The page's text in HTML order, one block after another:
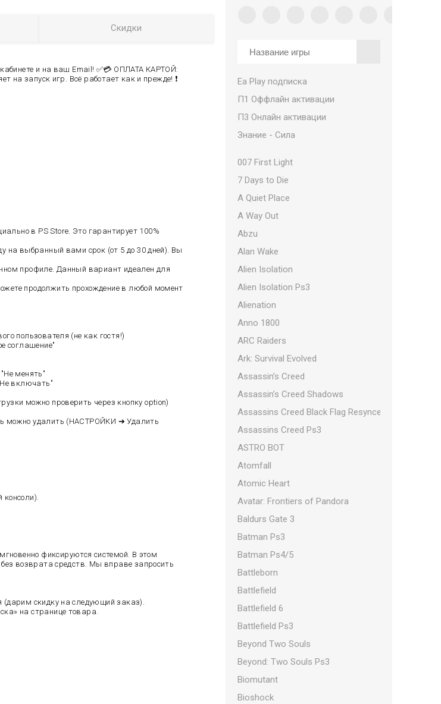
Ea Play подписка
П1 Оффлайн активации
П3 Онлайн активации
Знание - Сила
007 First Light
7 Days to Die
A Quiet Place
A Way Out
Abzu
Alan Wake
Alien Isolation
Alien Isolation Ps3
Alienation
Anno 1800
ARC Raiders
Ark: Survival Evolved
Assassin’s Creed
Assassin’s Creed Shadows
Assassins Creed Black Flag Resynced
Assassins Creed Ps3
ASTRO BOT
Atomfall
Atomic Heart
Avatar: Frontiers of Pandora
Baldurs Gate 3
Batman Ps3
Batman Ps4/5
Battleborn
Battlefield
Battlefield 6
Battlefield Ps3
Beyond Two Souls
Beyond: Two Souls Ps3
Biomutant
Bioshock
Скидки
и на ваш Email! ✅💳 ОПЛАТА КАРТОЙ:
запуск игр. Всё работает как и прежде! ❗️
в PS Store. Это гарантирует 100%
на выбранный вами срок (от 5 до 30 дней). Вы
профиле. Данный вариант идеален для
продолжить прохождение в любой момент
пользователя (не как гостя!)
соглашение"
менять"
включать"
можно проверить через кнопку option)
можно удалить (НАСТРОЙКИ ➔ Удалить
консоли).
фиксируются системой. В этом
возврата средств. Мы вправе запросить
скидку на следующий заказ).
на странице товара.